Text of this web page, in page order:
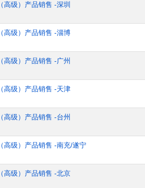
高级）产品销售 -深圳
高级）产品销售 -淄博
高级）产品销售 -广州
高级）产品销售 -天津
高级）产品销售 -台州
高级）产品销售 -南充/遂宁
高级）产品销售 -北京